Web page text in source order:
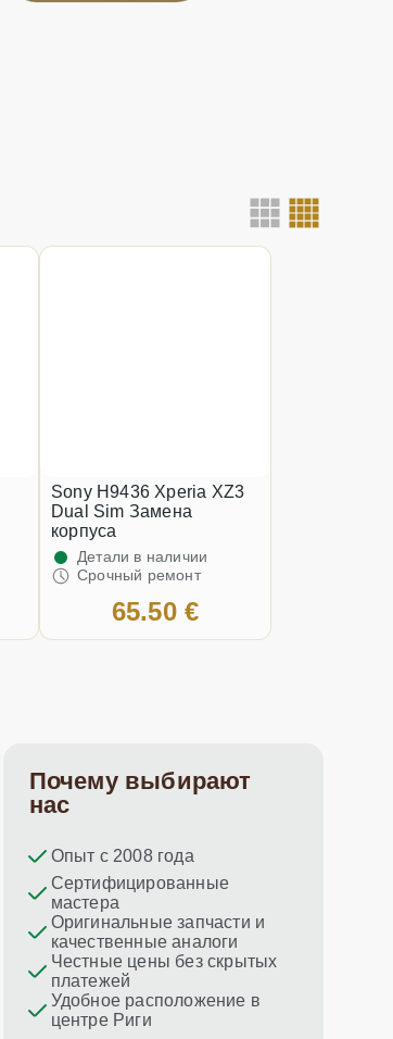
Sony H9436 Xperia XZ3
Dual Sim Замена
корпуса
Детали в наличии
Срочный ремонт
65.50 €
Dina Vituma
Отличное обслуживание!
неделю назад
Почему выбирают
нас
Опыт с 2008 года
Сертифицированные
мастера
Оригинальные запчасти и
качественные аналоги
Честные цены без скрытых
платежей
Удобное расположение в
центре Риги